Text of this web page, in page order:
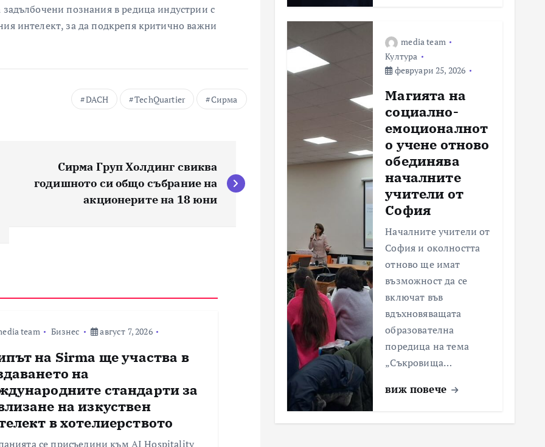
познания в редица индустрии с
интелект, за да подкрепя критично важни
DACH TechQuartier Сирма
Сирма Груп Холдинг свиква
годишното си общо събрание на
акционерите на 18 юни
team Бизнес август 7, 2026
на Sirma ще участва в
на
стандарти за
на изкуствен
в хотелиерството
се присъедини към AI Hospitality
media team
Култура
февруари 25, 2026
Магията на
социално-
емоционалнот
о учене отново
обединява
началните
учители от
София
Началните учители от
София и околността
отново ще имат
възможност да се
включат във
вдъхновяващата
образователна
поредица на тема
„Съкровища…
виж повече